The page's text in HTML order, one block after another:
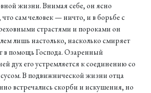
жизни. Внимая себе, он ясно
что сам человек — ничто, и в борьбе с
страстями и пороками он
лишь настолько, насколько смиряет
в помощь Господа. Озаренный
дух его устремляется к соединению со
В подвижнической жизни отца
встречались скорби и искушения, но